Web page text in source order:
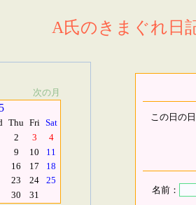
A氏のきまぐれ日
次の月
Thu Fri Sat
2 3
4
9 10
11
16 17
18
23 24
25
30 31
この日の
名前：